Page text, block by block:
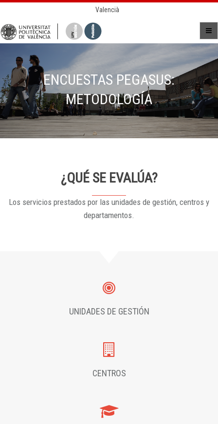
Valencià
ENCUESTAS PEGASUS:
METODOLOGÍA
¿QUÉ SE EVALÚA?
Los servicios prestados por las unidades de gestión, centros y
departamentos.
UNIDADES DE GESTIÓN
CENTROS